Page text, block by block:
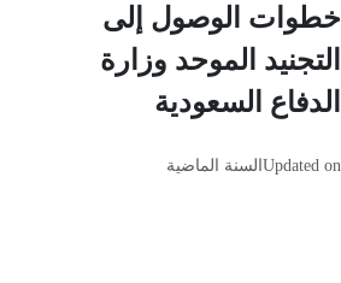
خطوات الوصول إلى
التجنيد الموحد وزارة
الدفاع السعودية
Updated onالسنة الماضية